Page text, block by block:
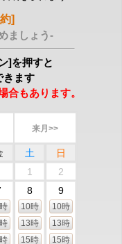
]
ましょう-
]を押すと
きます
合もあります。
来月>>
土
日
1
2
8
10時
13時
15時
9
10時
13時
15時